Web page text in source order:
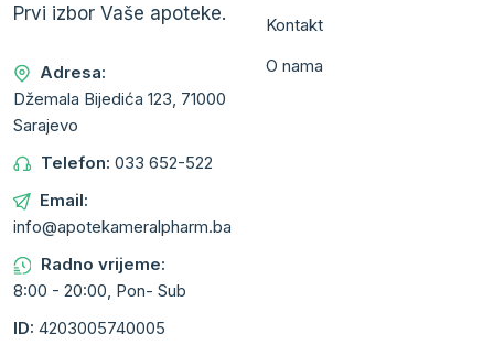
Prvi izbor Vaše apoteke.
Adresa:
Džemala Bijedića 123, 71000
Sarajevo
Telefon: 033 652-522
Email:
info@apotekameralpharm.ba
Radno vrijeme:
8:00 - 20:00, Pon- Sub
ID: 4203005740005
Kontakt
O nama